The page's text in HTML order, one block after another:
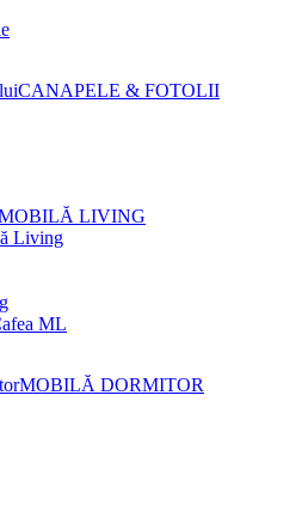
CANAPELE & FOTOLII
LIVING
Living
ML
MOBILĂ DORMITOR